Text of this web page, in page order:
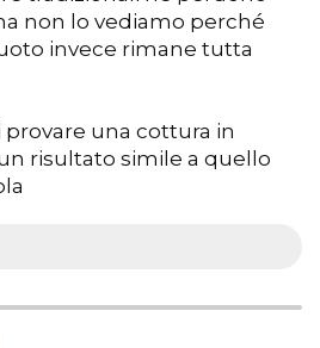
non lo vediamo perché
invece rimane tutta
una cottura in
risultato simile a quello